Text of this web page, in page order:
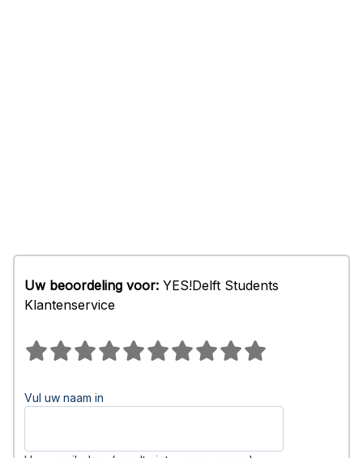
Uw beoordeling voor: YES!Delft Students
Klantenservice
Vul uw naam in